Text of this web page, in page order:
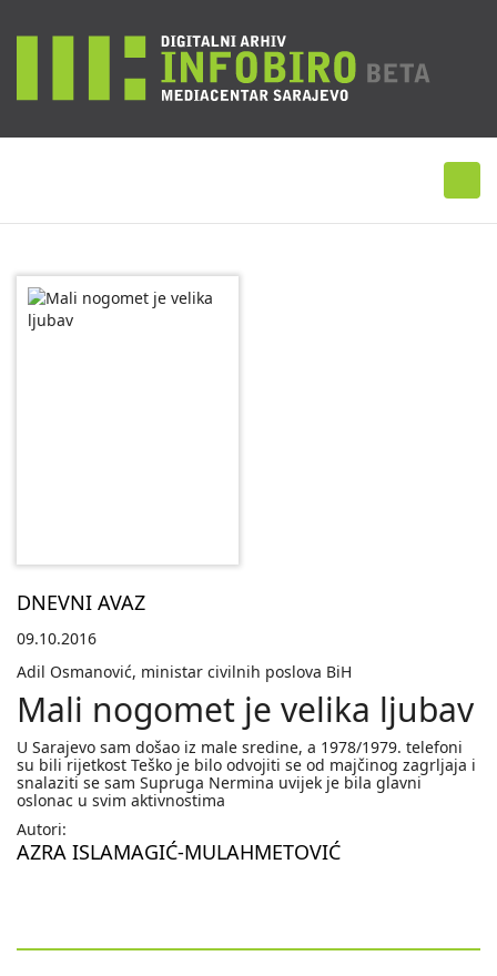
DNEVNI AVAZ
09.10.2016
Adil Osmanović, ministar civilnih poslova BiH
Mali nogomet je velika ljubav
U Sarajevo sam došao iz male sredine, a 1978/1979. telefoni
su bili rijetkost Teško je bilo odvojiti se od majčinog zagrljaja i
snalaziti se sam Supruga Nermina uvijek je bila glavni
oslonac u svim aktivnostima
Autori:
AZRA ISLAMAGIĆ-MULAHMETOVIĆ